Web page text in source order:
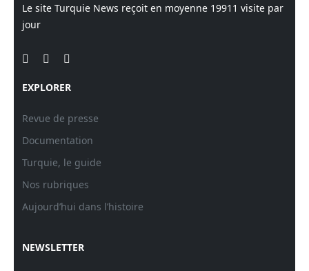
Le site Turquie News reçoit en moyenne 19911 visite par
jour
EXPLORER
Revue de presse
Documentation
Turquie, le guide
Nos rubriques
Aujourd’hui dans l’histoire
NEWSLETTER